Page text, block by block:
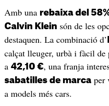
Amb una rebaixa del
Calvin Klein són de les
destaquen. La combinació d’
calçat lleuger, urbà i fàcil de
a 42,10 €, una franja
sabatilles de marcaper
a models més cars.